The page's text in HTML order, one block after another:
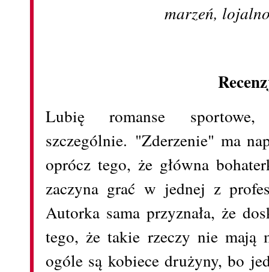
marzeń,
Lubię romanse
szczególnie. "Zderzenie" ma
oprócz tego, że główna
zaczyna grać w jednej z
Autorka sama przyznała, że
tego, że takie rzeczy nie
ogóle są kobiece drużyny, bo